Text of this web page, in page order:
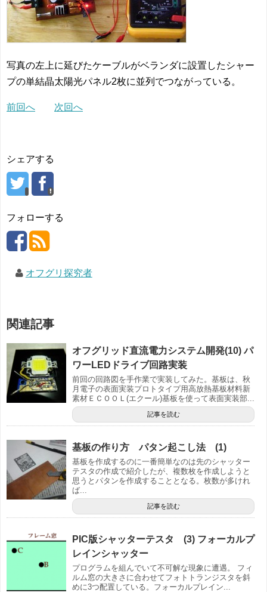
写真の左上に延びたケーブルがベランダに設置したシャー
プの単結晶太陽光パネル2枚に並列でつながっている。
前回へ 次回へ
シェアする
フォローする
オフグリ探究者
関連記事
オフグリッド直流電力システム開発(10) パ
ワーLEDドライブ回路実装
前回の回路図を手作業で実装してみた。基板は、秋
月電子の表面実装プロトタイプ用高放熱基板材料新
素材ＥＣＯＯＬ(エクール)基板を使って表面実装部...
記事を読む
基板の作り方 パタン起こし法 (1)
基板を作成するのに一番簡単なのは先のシャッター
テスタの作成で紹介したが、複数枚を作成しようと
思うとパタンを作成することとなる。枚数が多けれ
ば...
記事を読む
PIC版シャッターテスタ (3) フォーカルプ
レインシャッター
プログラムを組んでいて不可解な現象に遭遇。 フィ
ルム窓の大きさに合わせてフォトトランジスタを斜
めに3つ配置している。フォーカルプレイン...